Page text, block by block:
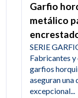
Garfio
metálico
SERIE
Fabricantes
garfios
aseguran
excepcional...